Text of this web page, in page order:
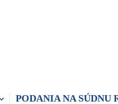
PODANIA NA SÚDNU